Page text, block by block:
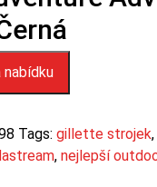
Tags: gillette strojek,
, nejlepší